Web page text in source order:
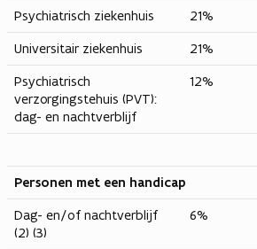
Psychiatrisch ziekenhuis
21%
Universitair ziekenhuis
21%
Psychiatrisch
verzorgingstehuis (PVT):
dag- en nachtverblijf
12%
Personen met een handicap
Dag- en/of nachtverblijf
(2) (3)
6%